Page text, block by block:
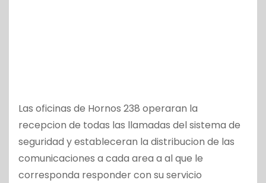
Las oficinas de Hornos 238 operaran la
recepcion de todas las llamadas del sistema de
seguridad y estableceran la distribucion de las
comunicaciones a cada area a al que le
corresponda responder con su servicio